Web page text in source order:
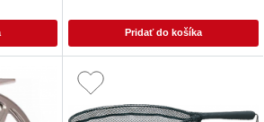
Pridať do košíka